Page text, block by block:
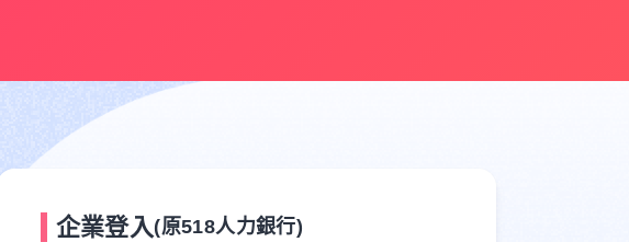
企業登入(原518人力銀行)